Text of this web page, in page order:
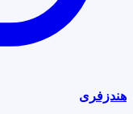
هندزفری